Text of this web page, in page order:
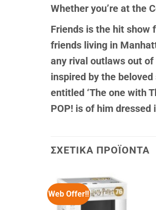
Whether you’re at the
Friends is the hit show
friends living in
any rival outlaws out
inspired by the
entitled ‘The one with
POP! is of him
ΣΧΕΤΙΚΆ ΠΡΟΪΌΝΤΑ
Web Offer!!